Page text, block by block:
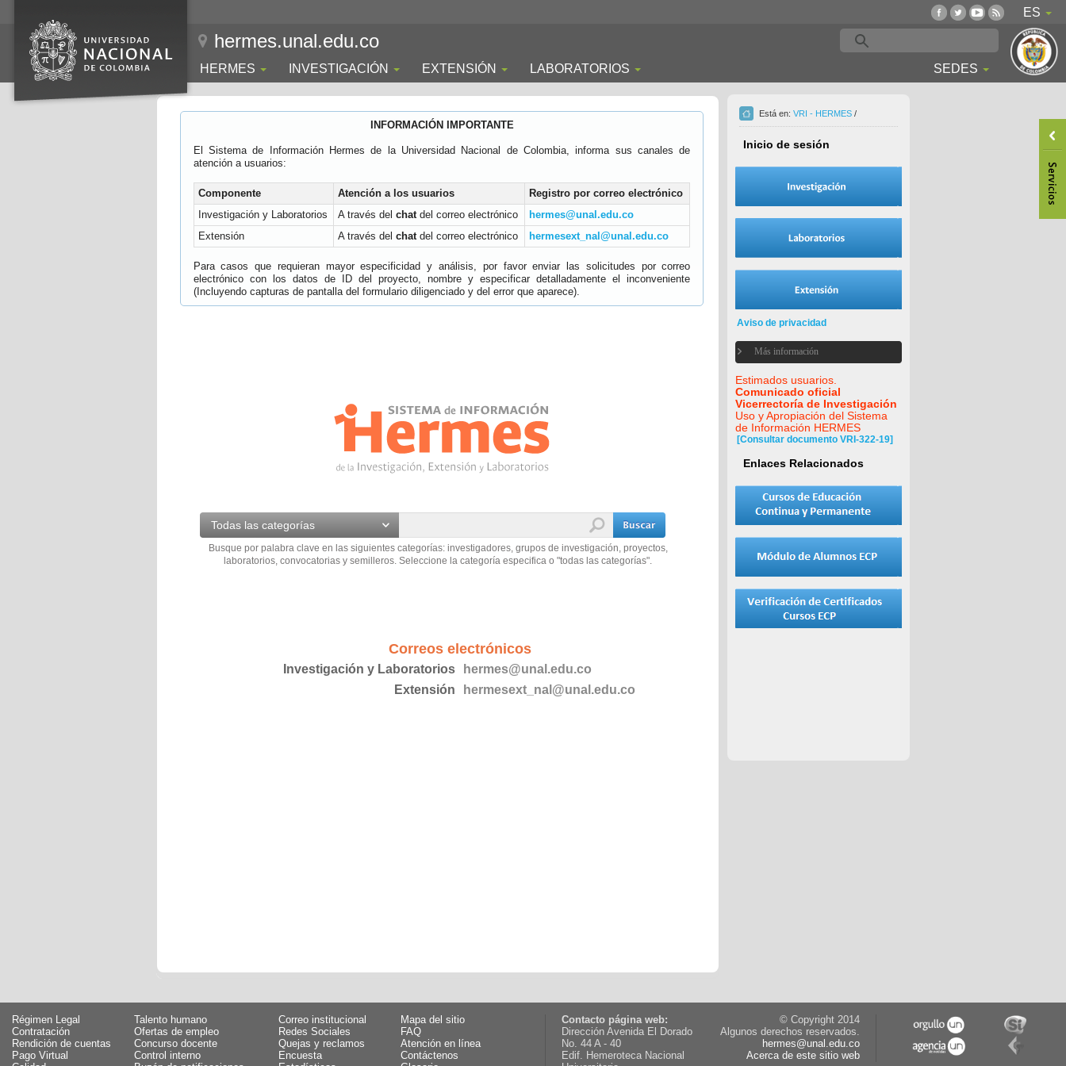
ES
hermes.unal.edu.co
HERMES INVESTIGACIÓN EXTENSIÓN LABORATORIOS SEDES
INFORMACIÓN IMPORTANTE
El Sistema de Información Hermes de la Universidad Nacional de Colombia, informa sus canales de
atención a usuarios:
Componente Atención a los usuarios
Registro por correo electrónico
Investigación y Laboratorios
A través del chatdel correo electrónico
hermes@unal.edu.co
Extensión
A través del chatdel correo electrónico hermesext_nal@unal.edu.co
Para casos que requieran mayor especificidad y análisis, por favor enviar las solicitudes por correo
electrónico con los datos de ID del proyecto, nombre y especificar detalladamente el inconveniente
(Incluyendo capturas de pantalla del formulario diligenciado y del error que aparece).
Todas las categorías
Busque por palabra clave en las siguientes categorías: investigadores, grupos de investigación, proyectos,
laboratorios, convocatorias y semilleros. Seleccione la categoría especifica o "todas las categorías".
Correos electrónicos
Investigación y Laboratorios
hermes@unal.edu.co
Extensión
hermesext_nal@unal.edu.co
Está en: VRI - HERMES /
Inicio de sesión
Aviso de privacidad
Más información
Estimados usuarios.
Comunicado oficial
Vicerrectoría de Investigación
Uso y Apropiación del Sistema
de Información HERMES
[Consultar documento VRI-322-19]
Enlaces Relacionados
Régimen Legal
Talento humano
Contratación
Ofertas de empleo
Rendición de cuentas
Concurso docente
Pago Virtual
Control interno
Correo institucional
Mapa del sitio
Redes Sociales
FAQ
Quejas y reclamos
Atención en línea
Encuesta
Contáctenos
Contacto página web:
Dirección Avenida El Dorado
No. 44 A - 40
Edif. Hemeroteca Nacional
© Copyright 2014
Algunos derechos reservados.
hermes@unal.edu.co
Acerca de este sitio web